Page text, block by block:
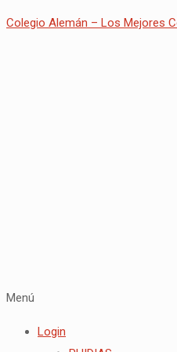
Colegio Alemán – Los Mejores
Menú
Login